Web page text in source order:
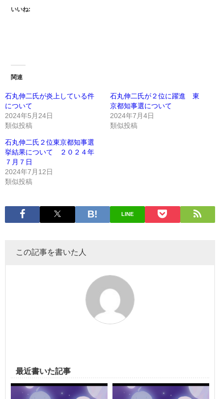
いいね:
関連
石丸伸二氏が炎上している件
について
2024年5月24日
類似投稿
石丸伸二氏が２位に躍進 東
京都知事選について
2024年7月4日
類似投稿
石丸伸二氏２位東京都知事選
挙結果について ２０２４年
７月７日
2024年7月12日
類似投稿
LINE
この記事を書いた人
最近書いた記事